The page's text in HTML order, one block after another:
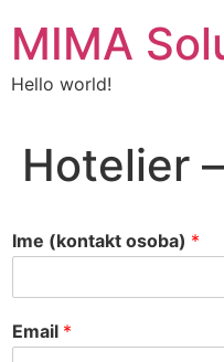
content
MIMA
Hello world!
Hotelier
Ime (kontakt osoba) *
Email *